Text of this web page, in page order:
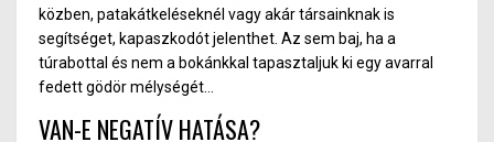
közben, patakátkeléseknél vagy akár társainknak is
segítséget, kapaszkodót jelenthet. Az sem baj, ha a
túrabottal és nem a bokánkkal tapasztaljuk ki egy avarral
fedett gödör mélységét…
VAN-E NEGATÍV HATÁSA?